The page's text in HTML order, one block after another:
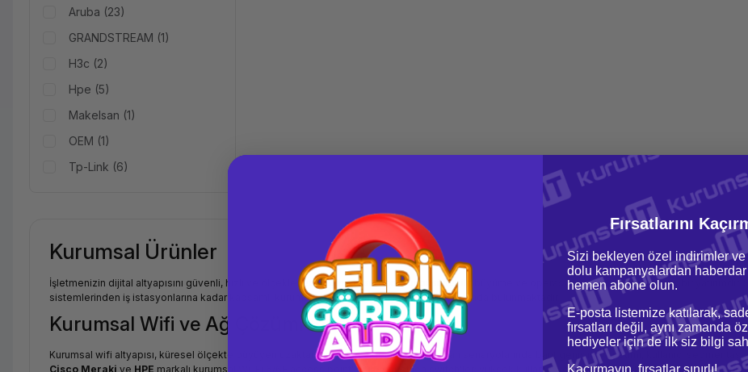
Aruba (23)
GRANDSTREAM (1)
H3c (2)
Hpe (5)
Makelsan (1)
OEM (1)
Tp-Link (6)
Kurumsal Ürünler
İşletmenizin dijital altyapısını güvenli, hızlı ve ölçeklenebilir kılmak; sürdcontinuousürlebilir büyüme ve operasyonel süreklilik için kritik bir
sistemlerinden iş istasyonlarına kadar kapsamlı kurumsal IT donanımı bu kategoride bir arada bulunmaktadır.
Kurumsal Wifi ve Ağ Çözümleri
Kurumsal wifi altyapısı, küresel ölçekte büyüyen uzaktan çalışma ve geniş ofis lansman senaryolarında bant genişliği yönetimi, kullanıcı
Cisco Meraki ve HPE markalı kurumsal Wi-Fi 6/6E access point'ler ile yönetilen switch'ler; yüksek kullanıcı yoğunluğunda bile istikrarlı bağlantı
Fırsatlarını
Sizi bekleyen özel indirimler
dolu kampanyalardan
hemen abone olun.
E-posta listemize katılarak,
fırsatları değil, aynı zamanda
hediyeler için de ilk siz bilgi
Kaçırmayın, fırsatlar sınırlı!